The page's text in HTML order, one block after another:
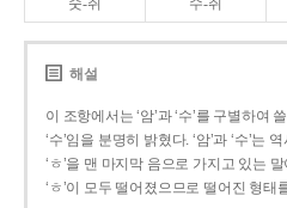
숫-쥐 수-쥐
해설
이 조항에서는 ‘암’과 ‘수’를 구별하여
‘수’임을 분명히 밝혔다. ‘암’과 ‘수’는
‘ㅎ’을 맨 마지막 음으로 가지고 있는
‘ㅎ’이 모두 떨어졌으므로 떨어진 형